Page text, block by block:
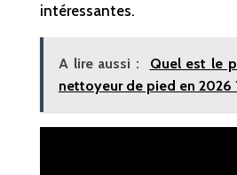
intéressantes.
A lire aussi :
Quel est le
nettoyeur de pied en 2026